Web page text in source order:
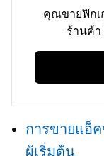
คุณขายฟิกเ
ร้านค้
การขายแอ็
ผู้เริ่มต้น